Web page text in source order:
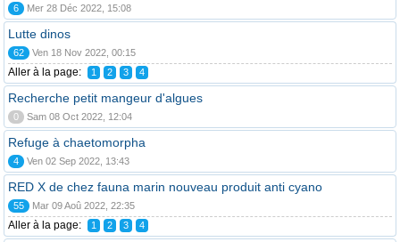
6 Mer 28 Déc 2022, 15:08
Lutte dinos
62 Ven 18 Nov 2022, 00:15
Aller à la page: 1 2 3 4
Recherche petit mangeur d'algues
0 Sam 08 Oct 2022, 12:04
Refuge à chaetomorpha
4 Ven 02 Sep 2022, 13:43
RED X de chez fauna marin nouveau produit anti cyano
55 Mar 09 Aoû 2022, 22:35
Aller à la page: 1 2 3 4